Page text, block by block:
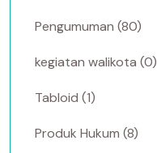
Pengumuman (80)
kegiatan walikota (0)
Tabloid (1)
Produk Hukum (8)